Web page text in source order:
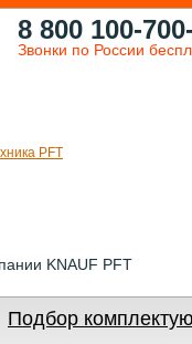
KNAUF PFT
8 800 100-
Звонки по России
Подбор